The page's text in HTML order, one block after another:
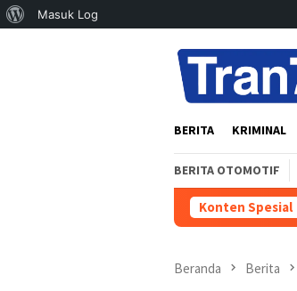
Tentang
Masuk Log
BERITA KRIMINAL
BERITA OTOMOTIF
Konten Spesial
Beranda Berita